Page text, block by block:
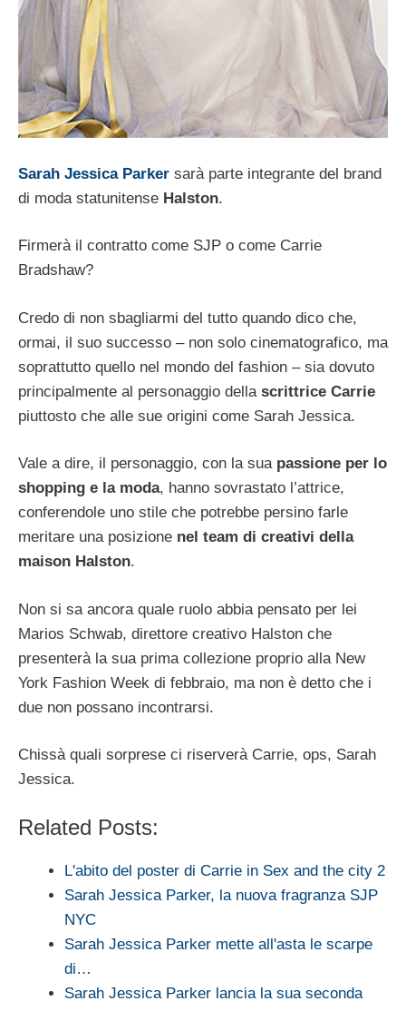
Sarah Jessica Parker sarà parte integrante del brand
di moda statunitense Halston.
Firmerà il contratto come SJP o come Carrie
Bradshaw?
Credo di non sbagliarmi del tutto quando dico che,
ormai, il suo successo – non solo cinematografico, ma
soprattutto quello nel mondo del fashion – sia dovuto
principalmente al personaggio della scrittrice Carrie
piuttosto che alle sue origini come Sarah Jessica.
Vale a dire, il personaggio, con la sua passione per lo
shopping e la moda, hanno sovrastato l’attrice,
conferendole uno stile che potrebbe persino farle
meritare una posizione nel team di creativi della
maison Halston.
Non si sa ancora quale ruolo abbia pensato per lei
Marios Schwab, direttore creativo Halston che
presenterà la sua prima collezione proprio alla New
York Fashion Week di febbraio, ma non è detto che i
due non possano incontrarsi.
Chissà quali sorprese ci riserverà Carrie, ops, Sarah
Jessica.
Related Posts:
L'abito del poster di Carrie in Sex and the city 2
Sarah Jessica Parker, la nuova fragranza SJP
NYC
Sarah Jessica Parker mette all'asta le scarpe
di…
Sarah Jessica Parker lancia la sua seconda